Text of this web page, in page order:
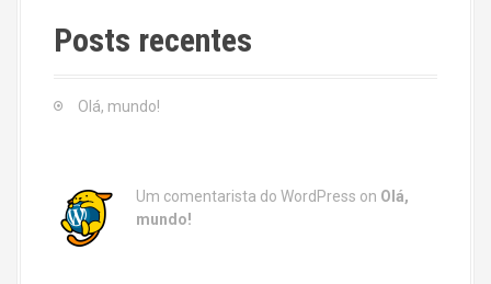
c
h
Posts recentes
Olá, mundo!
Um comentarista do WordPress on Olá,
mundo!